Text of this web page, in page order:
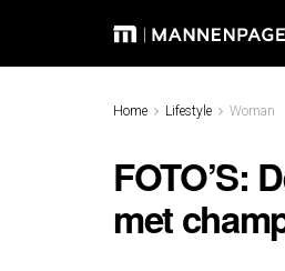
Home Lifestyle Woman
FOTO’S:
met